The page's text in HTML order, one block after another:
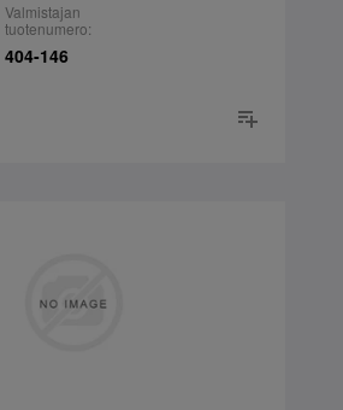
Valmistajan
tuotenumero:
404-146